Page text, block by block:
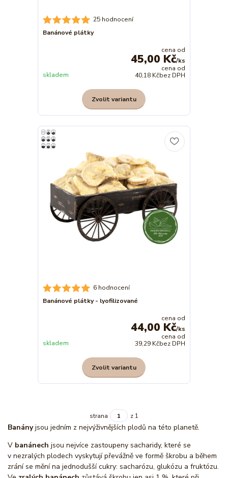
25 hodnocení
Banánové plátky
cena od
45,00 Kč/ks
cena od
40,18 Kčbez DPH
skladem
Zvolit variantu
6 hodnocení
Banánové plátky - lyofilizované
cena od
44,00 Kč/ks
cena od
39,29 Kčbez DPH
skladem
Zvolit variantu
strana z 1
Banányjsou jedním z nejvýživnějších plodů na této planetě.
V banánech jsou nejvíce zastoupeny sacharidy, které se
v nezralých plodech vyskytují převážně ve formě škrobu a během
zrání se mění na jednodušší cukry: sacharózu, glukózu a fruktózu.